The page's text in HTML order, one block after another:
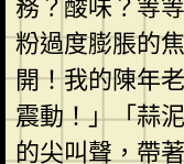
務？酸味？等
粉過度膨脹的
開！我的陳年
震動！」「蒜
的尖叫聲，帶